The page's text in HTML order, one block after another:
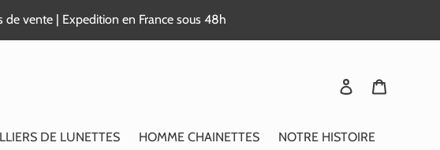
vente | Expedition en France sous 48h
Se connecter
DE LUNETTES HOMME CHAINETTES
NOTRE HISTOIRE